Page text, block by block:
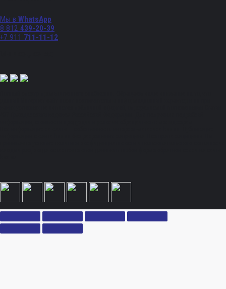
Мы в WhatsApp
8 812 439-20-39
+7 911 711-11-12